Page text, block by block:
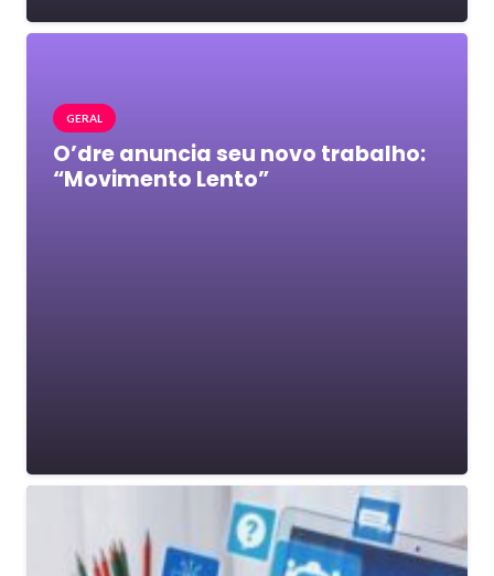
GERAL
O’dre anuncia seu novo trabalho:
“Movimento Lento”